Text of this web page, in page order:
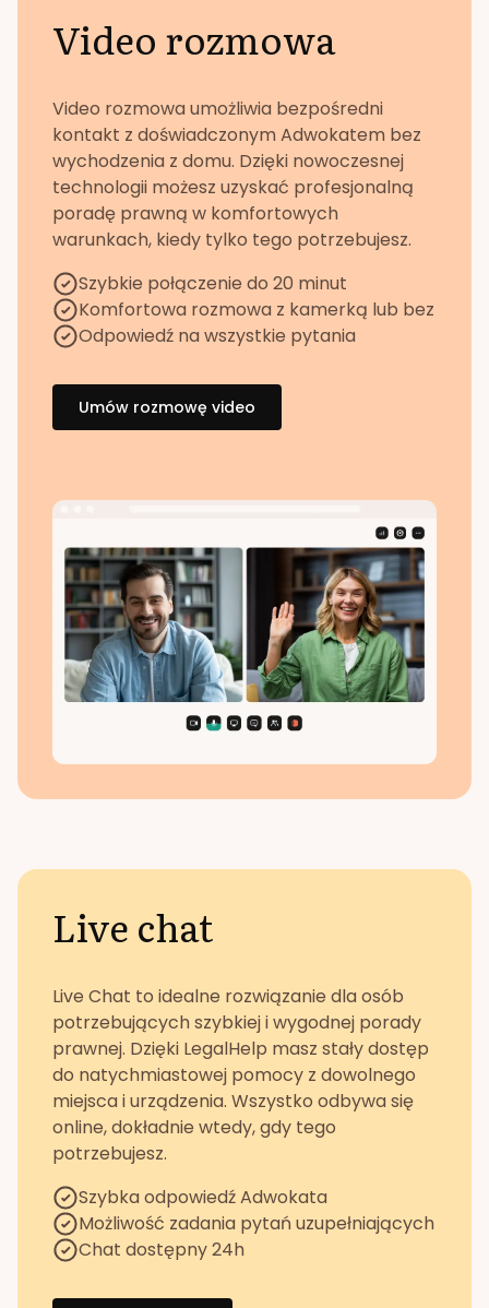
Video rozmowa
Video rozmowa umożliwia bezpośredni
kontakt z doświadczonym Adwokatem bez
wychodzenia z domu. Dzięki nowoczesnej
technologii możesz uzyskać profesjonalną
poradę prawną w komfortowych
warunkach, kiedy tylko tego potrzebujesz.
Szybkie połączenie do 20 minut
Komfortowa rozmowa z kamerką lub bez
Odpowiedź na wszystkie pytania
Umów rozmowę video
Live chat
Live Chat to idealne rozwiązanie dla osób
potrzebujących szybkiej i wygodnej porady
prawnej. Dzięki LegalHelp masz stały dostęp
do natychmiastowej pomocy z dowolnego
miejsca i urządzenia. Wszystko odbywa się
online, dokładnie wtedy, gdy tego
potrzebujesz.
Szybka odpowiedź Adwokata
Możliwość zadania pytań uzupełniających
Chat dostępny 24h